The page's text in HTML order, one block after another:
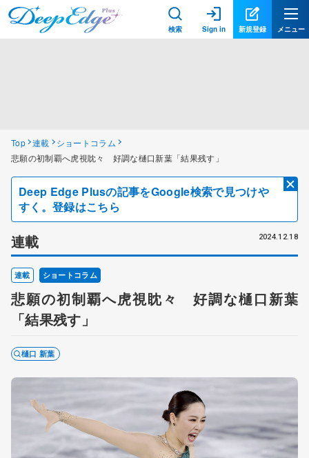
検索 Sign in 新規登録 メニュー
Top 連載
ショートコラム
悲願の初制覇へ虎視眈々 好調な樋口新葉「結果残す」
Deep Edge Plusの記事をGoogle検索で見つけや
すく。登録はこちら
連載 2024.12.18
連載 ショートコラム
悲願の初制覇へ虎視眈々 好調な樋口新葉
「結果残す」
樋口 新葉